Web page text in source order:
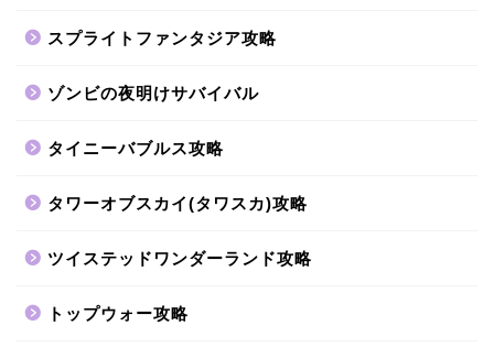
スプライトファンタジア攻略
ゾンビの夜明けサバイバル
タイニーバブルス攻略
タワーオブスカイ(タワスカ)攻略
ツイステッドワンダーランド攻略
トップウォー攻略